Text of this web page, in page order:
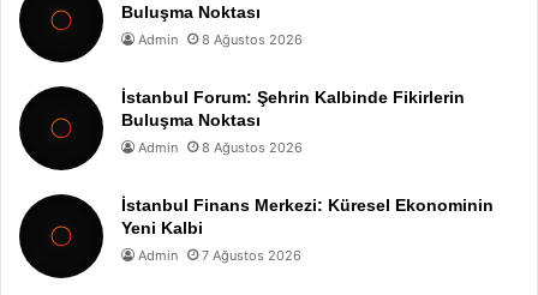
Buluşma Noktası
Admin 8 Ağustos 2026
İstanbul Forum: Şehrin Kalbinde Fikirlerin
Buluşma Noktası
Admin 8 Ağustos 2026
İstanbul Finans Merkezi: Küresel Ekonominin
Yeni Kalbi
Admin 7 Ağustos 2026